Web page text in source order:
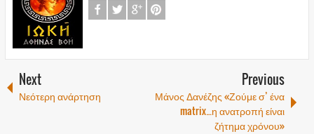
Next
Νεότερη ανάρτηση
Previous
Μάνος Δανέζης «Ζούμε σ’ ένα
matrix…η ανατροπή είναι
ζήτημα χρόνου»